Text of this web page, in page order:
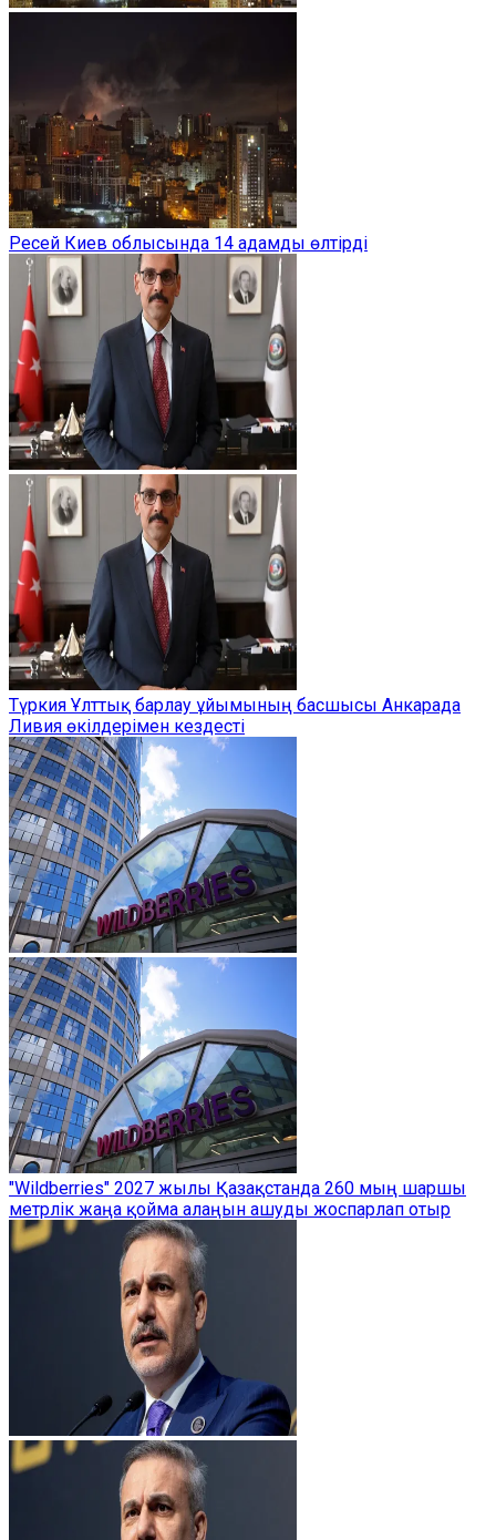
Ресей Киев облысында 14 адамды өлтірді
Түркия Ұлттық барлау ұйымының басшысы Анкарада
Ливия өкілдерімен кездесті
"Wildberries" 2027 жылы Қазақстанда 260 мың шаршы
метрлік жаңа қойма алаңын ашуды жоспарлап отыр